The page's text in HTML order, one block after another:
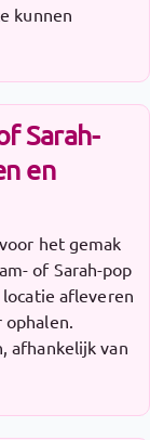
kunnen
Sarah-
en
het gemak
of Sarah-pop
afleveren
ophalen.
afhankelijk van